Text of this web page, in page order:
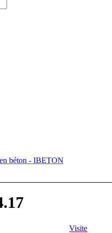
béton - IBETON
Visite